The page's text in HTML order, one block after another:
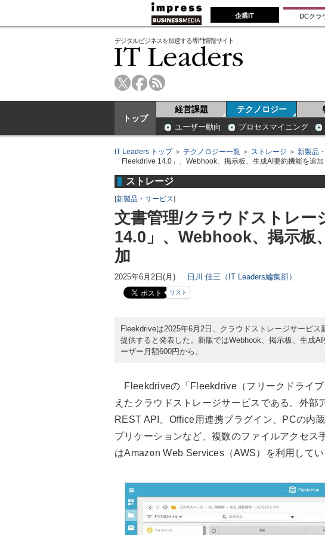
企業IT DCクラ
デジタルビジネスを加速する専門情報サイト
トップ
経営課題 テクノロジー
ユーザー動向 プロセスマイニング
IT Leaders トップ＞ テクノロジー一覧 ＞ ストレージ ＞ 新製品
「Fleekdrive 14.0」、Webhook、掲示板、生成AI要約機能を追加
ストレージ
[新製品・サービス]
文書管理/クラウドストレ
14.0」、Webhook、掲示板
加
2025年6月2日(月) 日川 佳三（IT Leaders編集部）
リスト
Fleekdriveは2025年6月2日、クラウドストレージサービ
提供すると発表した。新版ではWebhook、掲示板、生成
ーザー月額600円から。
Fleekdriveの「Fleekdrive（フリークドライブ
えたクラウドストレージサービスである。外部
REST API、Office用連携プラグイン、PCの内
プリケーションなど、複数のファイルアクセス
はAmazon Web Services（AWS）を利用してい